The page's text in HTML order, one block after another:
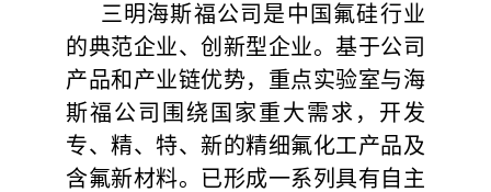
三明海斯福公司是中国氟硅行业
的典范企业、创新型企业。基于公司
产品和产业链优势，重点实验室与海
斯福公司 围绕国家重大需求，开发
专、精、特、新的精细氟化工产品及
含氟新材料。已形成一系列具有自主